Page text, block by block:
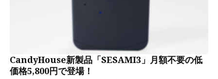
CandyHouse新製品「SESAMI3」月額不要の低
価格5,800円で登場！